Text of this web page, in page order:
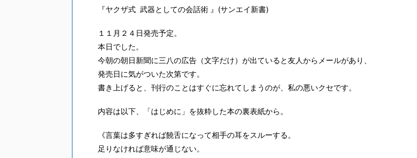
『ヤクザ式 武器としての会話術 』(サンエイ新書)
１１月２４日発売予定。
本日でした。
今朝の朝日新聞に三八の広告（文字だけ）が出ていると友人からメールがあり、
発売日に気がついた次第です。
書き上げると、刊行のことはすぐに忘れてしまうのが、私の悪いクセです。
内容は以下、「はじめに」を抜粋した本の裏表紙から。
《言葉は多すぎれば饒舌になって相手の耳をスルーする。
足りなければ意味が通じない。